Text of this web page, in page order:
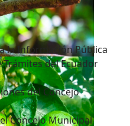
la Información Pública
del Ecuador
del Concejo
Concejo Municipal